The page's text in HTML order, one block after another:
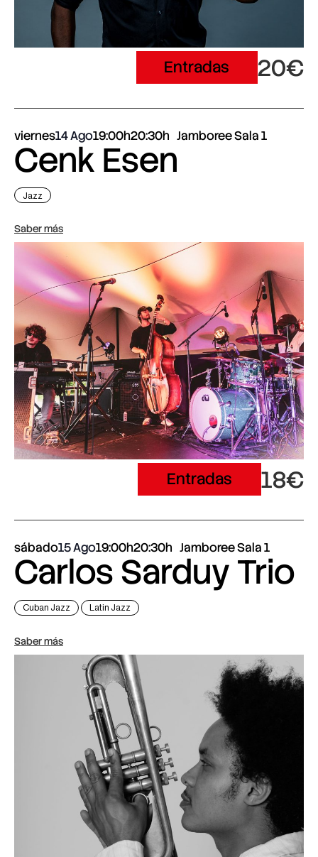
Entradas 20€
viernes14 Ago19:00h20:30h Jamboree Sala 1
Cenk Esen
Jazz
Saber más
Entradas 18€
sábado15 Ago19:00h20:30h Jamboree Sala 1
Carlos Sarduy Trio
Cuban Jazz Latin Jazz
Saber más